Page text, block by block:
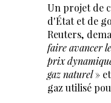
Un projet de
d'État et de
Reuters,
faire avancer
prix
gaz naturel»
gaz utilisé